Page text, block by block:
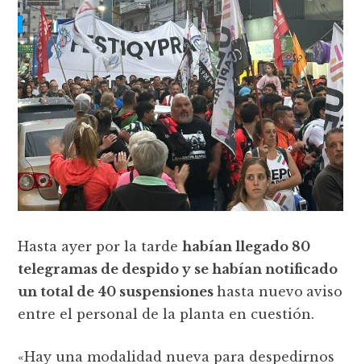
Hasta ayer por la tardehabían llegado 80
telegramas de despido y se habían notificado
un total de 40 suspensioneshasta nuevo aviso
entre el personal de la planta en cuestión.
«Hay una modalidad nueva para despedirnos